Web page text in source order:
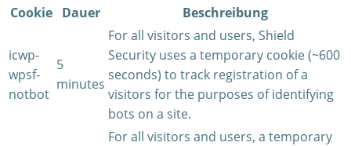
Cookie
Dauer Beschreibung
icwp-
wpsf-
notbot
5
minutes
For all visitors and users, Shield
Security uses a temporary cookie (~600
seconds) to track registration of a
visitors for the purposes of identifying
bots on a site.
For all visitors and users, a temporary